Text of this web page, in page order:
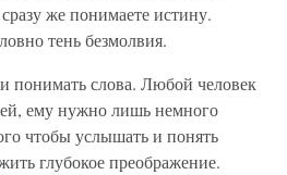
же понимаете истину.
тень безмолвия.
понимать слова. Любой человек
ему нужно лишь немного
чтобы услышать и понять
глубокое преображение.